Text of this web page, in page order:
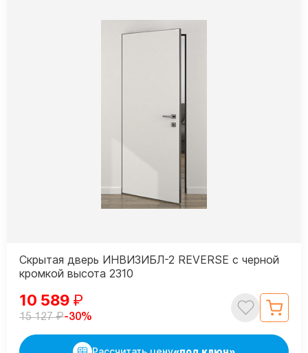
Скрытая дверь ИНВИЗИБЛ-2 REVERSE с черной
кромкой высота 2310
10 589 ₽
15 127₽-30%